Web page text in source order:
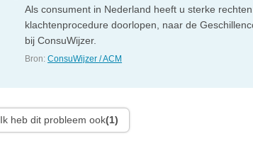
Als consument in Nederland heeft u sterke
klachtenprocedure doorlopen, naar de
bij ConsuWijzer.
Bron:ConsuWijzer / ACM
Ik heb dit probleem ook(1)